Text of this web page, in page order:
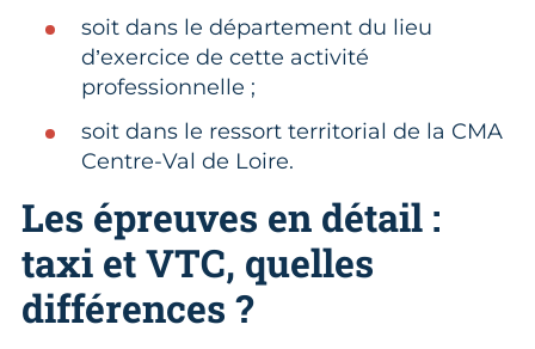
soit dans le département du lieu
d’exercice de cette activité
professionnelle ;
soit dans le ressort territorial de la CMA
Centre-Val de Loire.
Les épreuves en détail :
taxi et VTC, quelles
différences ?